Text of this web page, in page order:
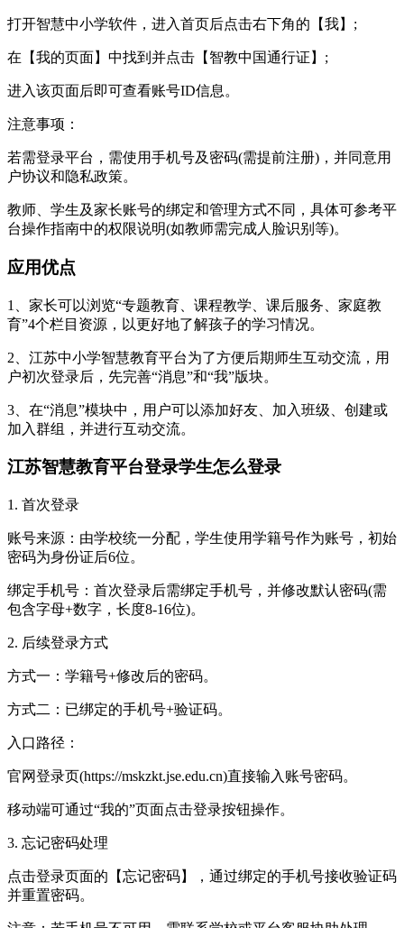
打开智慧中小学软件‌，进入首页后点击右下角的【我】;
在【我的页面】中找到并点击【智教中国通行证】;
进入该页面后即可查看账号ID信息。
‌注意事项‌：
若需登录平台，需使用手机号及密码(需提前注册)，并同意用
户协议和隐私政策。
教师、学生及家长账号的绑定和管理方式不同，具体可参考平
台操作指南中的权限说明(如教师需完成人脸识别等)。
应用优点
1、家长可以浏览“专题教育、课程教学、课后服务、家庭教
育”4个栏目资源，以更好地了解孩子的学习情况。
2、江苏中小学智慧教育平台为了方便后期师生互动交流，用
户初次登录后，先完善“消息”和“我”版块。
3、在“消息”模块中，用户可以添加好友、加入班级、创建或
加入群组，并进行互动交流。
江苏智慧教育平台登录学生怎么登录
1. ‌首次登录‌
‌账号来源‌：由学校统一分配，学生使用学籍号作为账号，初始
密码为身份证后6位。
‌绑定手机号‌：首次登录后需绑定手机号，并修改默认密码(需
包含字母+数字，长度8-16位)。
2. ‌后续登录方式‌
‌方式一‌：学籍号+修改后的密码。
‌方式二‌：已绑定的手机号+验证码。
‌入口路径‌：
官网登录页(https://mskzkt.jse.edu.cn)直接输入账号密码。
移动端可通过“我的”页面点击登录按钮操作。
3. ‌忘记密码处理‌
点击登录页面的【忘记密码】，通过绑定的手机号接收验证码
并重置密码。